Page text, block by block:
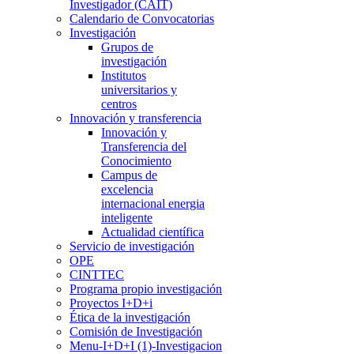
Investigador (CAIT)
Calendario de Convocatorias
Investigación
Grupos de
investigación
Institutos
universitarios y
centros
Innovación y transferencia
Innovación y
Transferencia del
Conocimiento
Campus de
excelencia
internacional energia
inteligente
Actualidad científica
Servicio de investigación
OPE
CINTTEC
Programa propio investigación
Proyectos I+D+i
Ética de la investigación
Comisión de Investigación
Menu-I+D+I (1)-Investigacion